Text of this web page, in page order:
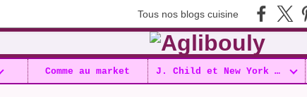
Tous nos blogs cuisine
Comme au market J. Child et New York !!